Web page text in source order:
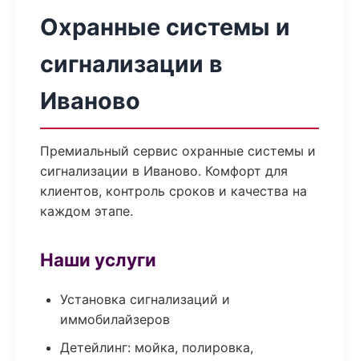
Охранные системы и
сигнализации в
Иваново
Премиальный сервис охранные системы и
сигнализации в Иваново. Комфорт для
клиентов, контроль сроков и качества на
каждом этапе.
Наши услуги
Установка сигнализаций и
иммобилайзеров
Детейлинг: мойка, полировка,